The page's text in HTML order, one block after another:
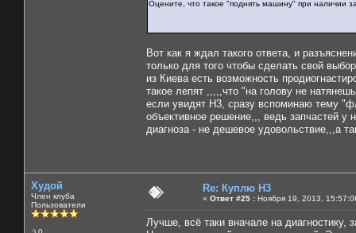
Оцените, что такое "поднять машину" при наличии
Вот как я ждал такого ответа, и
только для того чтобы сделать свой
из Киева есть возможность
такое лепят ,,,,,что "на голову не
если увидят H3, сразу вспоминаю тему
объективное решение,,, ведь запчастей у
диагноза - не дешевое удовольствие,,,а
Худой
Член клуба
Пользователи
Re: Куплю H3
« Ответ #25 : Ноября 19, 2013,
Лучше, всё таки вначале на диагностику,